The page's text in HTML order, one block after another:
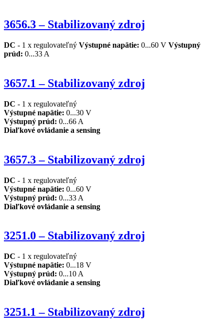
3656.3 – Stabilizovaný zdroj
DC - 1 x regulovateľný Výstupné napätie: 0...60 V Výstupný
prúd: 0...33 A
3657.1 – Stabilizovaný zdroj
DC - 1 x regulovateľný
Výstupné napätie: 0...30 V
Výstupný prúd: 0...66 A
Diaľkové ovládanie a sensing
3657.3 – Stabilizovaný zdroj
DC - 1 x regulovateľný
Výstupné napätie: 0...60 V
Výstupný prúd: 0...33 A
Diaľkové ovládanie a sensing
3251.0 – Stabilizovaný zdroj
DC - 1 x regulovateľný
Výstupné napätie: 0...18 V
Výstupný prúd: 0...10 A
Diaľkové ovládanie a sensing
3251.1 – Stabilizovaný zdroj